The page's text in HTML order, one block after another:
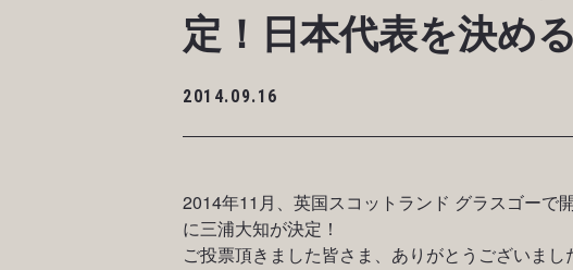
定！日本代表を決め
2014.09.16
2014年11月、英国スコットランド グラスゴーで
に三浦大知が決定！
ご投票頂きました皆さま、ありがとうございまし